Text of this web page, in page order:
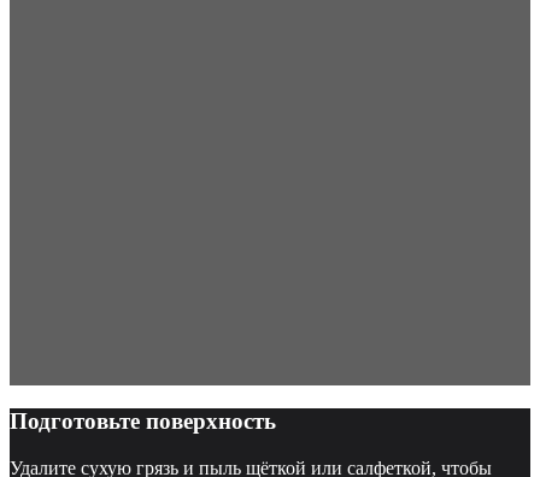
Подготовьте поверхность
Удалите сухую грязь и пыль щёткой или салфеткой, чтобы